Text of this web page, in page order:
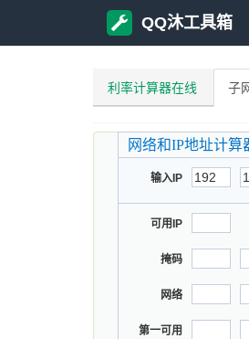
QQ沐工具箱
利率计算器在线 子
网络和IP地址计算
输入IP
可用IP
掩码
网络
第一可用